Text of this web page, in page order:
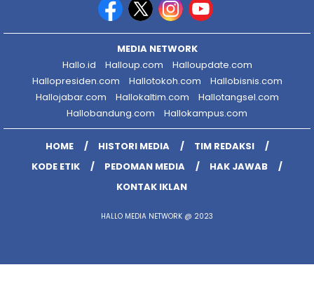
MEDIA NETWORK
Hallo.id
Halloup.com
Halloupdate.com
Hallopresiden.com
Hallotokoh.com
Hallobisnis.com
Hallojabar.com
Hallokaltim.com
Hallotangsel.com
Hallobandung.com
Hallokampus.com
HOME HISTORI MEDIA
TIM REDAKSI
KODE ETIK
PEDOMAN MEDIA
HAK JAWAB
KONTAK IKLAN
HALLO MEDIA NETWORK @ 2023